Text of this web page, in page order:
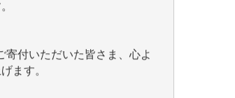
寄付いただいた皆さま、心よ